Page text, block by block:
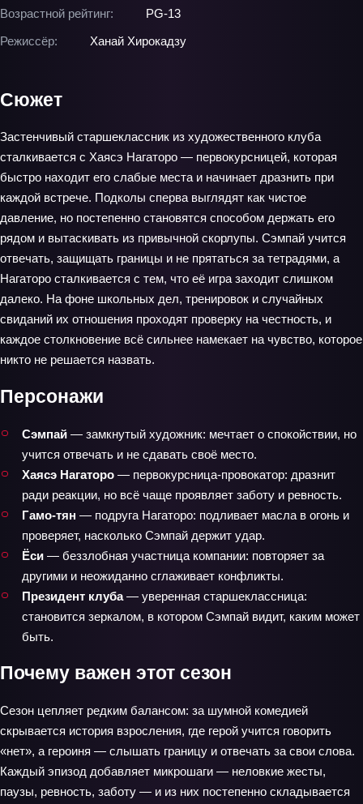
Возрастной рейтинг:
PG-13
Режиссёр:
Ханай Хирокадзу
Сюжет
Застенчивый старшеклассник из художественного клуба
сталкивается с Хаясэ Нагаторо — первокурсницей, которая
быстро находит его слабые места и начинает дразнить при
каждой встрече. Подколы сперва выглядят как чистое
давление, но постепенно становятся способом держать его
рядом и вытаскивать из привычной скорлупы. Сэмпай учится
отвечать, защищать границы и не прятаться за тетрадями, а
Нагаторо сталкивается с тем, что её игра заходит слишком
далеко. На фоне школьных дел, тренировок и случайных
свиданий их отношения проходят проверку на честность, и
каждое столкновение всё сильнее намекает на чувство, которое
никто не решается назвать.
Персонажи
Сэмпай — замкнутый художник: мечтает о спокойствии, но
учится отвечать и не сдавать своё место.
Хаясэ Нагаторо — первокурсница‑провокатор: дразнит
ради реакции, но всё чаще проявляет заботу и ревность.
Гамо‑тян — подруга Нагаторо: подливает масла в огонь и
проверяет, насколько Сэмпай держит удар.
Ёси — беззлобная участница компании: повторяет за
другими и неожиданно сглаживает конфликты.
Президент клуба— уверенная старшеклассница:
становится зеркалом, в котором Сэмпай видит, каким может
быть.
Почему важен этот сезон
Сезон цепляет редким балансом: за шумной комедией
скрывается история взросления, где герой учится говорить
«нет», а героиня — слышать границу и отвечать за свои слова.
Каждый эпизод добавляет микрошаги — неловкие жесты,
паузы, ревность, заботу — и из них постепенно складывается